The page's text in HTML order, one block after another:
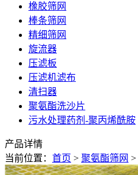
橡胶筛网
棒条筛网
精细筛网
旋流器
压滤板
压滤机滤布
清扫器
聚氨酯洗沙片
污水处理药剂-聚丙烯酰胺
产品详情
当前位置： 首页 > 聚氨酯筛网 >